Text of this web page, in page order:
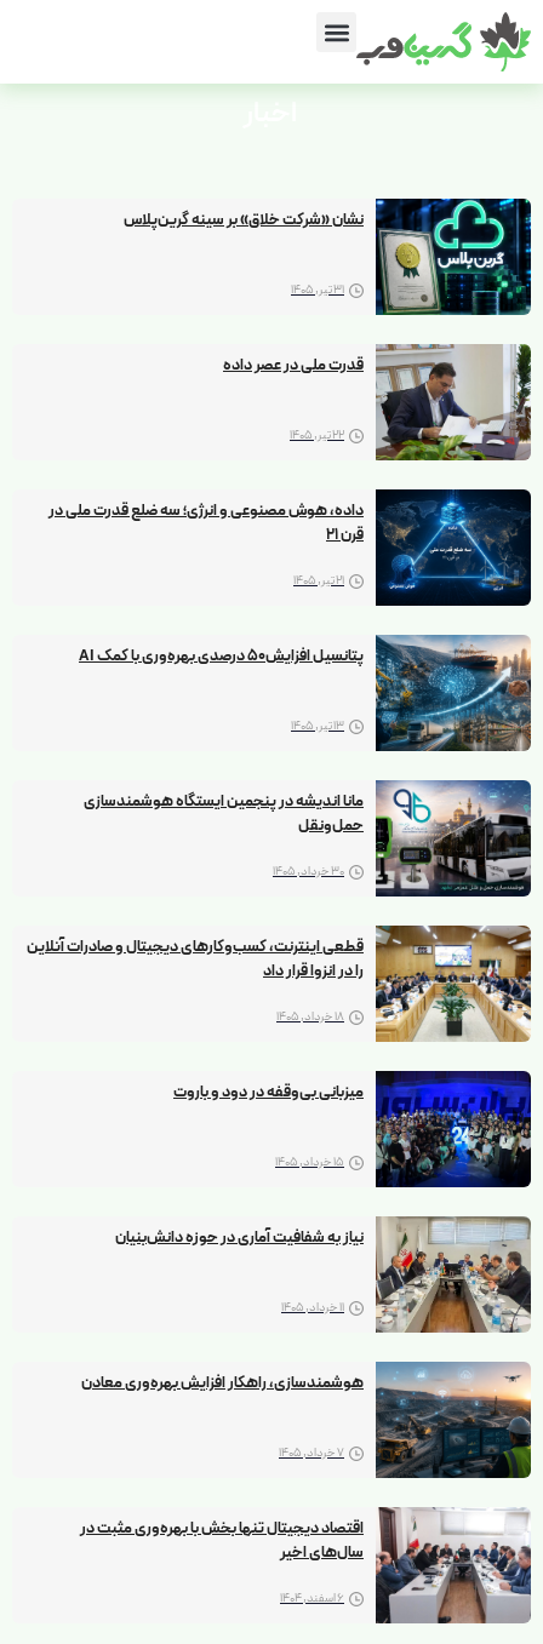
نشان «شرکت خلاق» بر سینه گرین‌پلاس
31 تیر, 1405
قدرت ملی در عصر داده
22 تیر, 1405
داده، هوش مصنوعی و انرژی؛ سه ضلع قدرت ملی در
قرن 21
21 تیر, 1405
پتانسیل افزایش۵۰ درصدی بهره‌وری با کمک AI
13 تیر, 1405
مانا اندیشه در پنجمین ایستگاه هوشمندسازی
حمل‌ونقل
30 خرداد, 1405
قطعی اینترنت، کسب‌وکارهای دیجیتال و صادرات آنلاین
را در انزوا قرار داد
18 خرداد, 1405
میزبانی بی‌وقفه در دود و باروت
15 خرداد, 1405
نیاز به شفافیت آماری در حوزه دانش‌بنیان
11 خرداد, 1405
هوشمندسازی، راهکار افزایش بهره‌وری معادن
7 خرداد, 1405
اقتصاد دیجیتال تنها بخش با بهره‌وری مثبت در
سال‌های اخیر
6 اسفند, 1404